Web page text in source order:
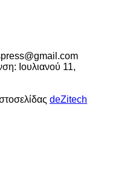
Ιουλιανού 11,
deZitech